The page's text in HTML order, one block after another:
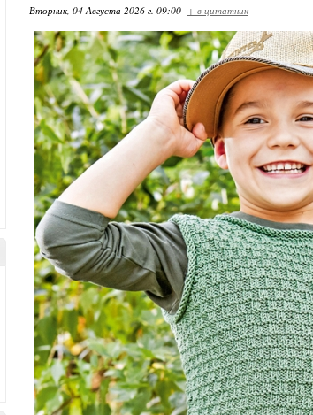
Вторник, 04 Августа 2026 г. 09:00 + в цитатник